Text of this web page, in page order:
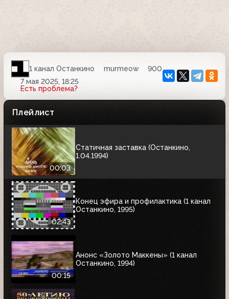
1 канал Останкино murmeow
900
7 мая 2025, 18:25
Есть проблема?
Плейлист
00:03
Статичная заставка (Останкино,
1.04.1994)
02:43
Конец эфира и профилактика (1 канал
Останкино, 1995)
00:15
Анонс «Золото Маккены» (1 канал
Останкино, 1994)